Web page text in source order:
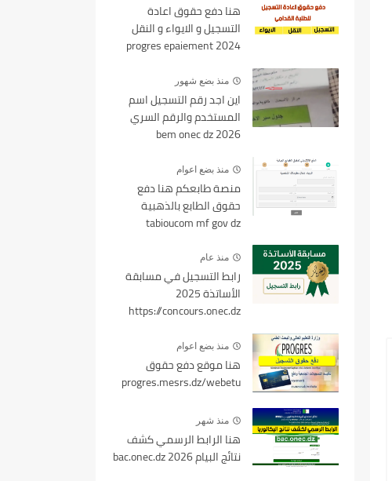
هنا دفع حقوق اعادة
التسجيل و الايواء و النقل
2024 progres epaiement
منذ بضع شهور
اين اجد رقم التسجيل اسم
المستخدم والرقم السري
bem onec dz 2026
منذ بضع اعوام
منصة طابعكم هنا دفع
حقوق الطابع بالذهبية
tabioucom mf gov dz
منذ عام
رابط التسجيل في مسابقة
الأساتذة 2025
https://concours.onec.dz
منذ بضع اعوام
هنا موقع دفع حقوق
progres.mesrs.dz/webetu
منذ شهر
هنا الرابط الرسمي كشف
نتائج البيام 2026 bac.onec.dz